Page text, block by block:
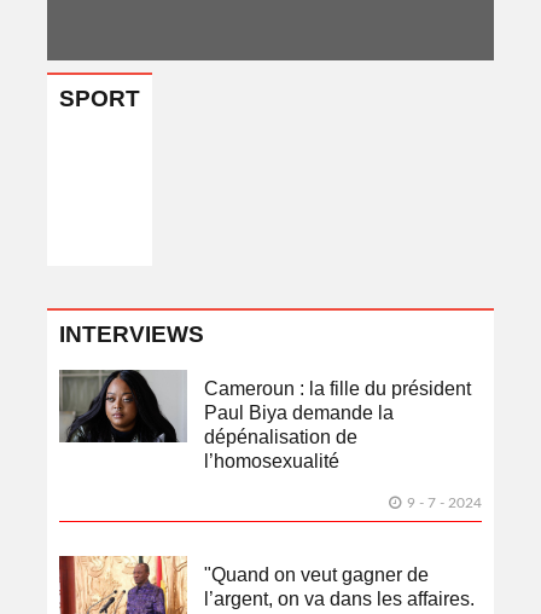
SPORT
INTERVIEWS
Cameroun : la fille du président
Paul Biya demande la
dépénalisation de
l’homosexualité
9 - 7 - 2024
"Quand on veut gagner de
l’argent, on va dans les affaires.